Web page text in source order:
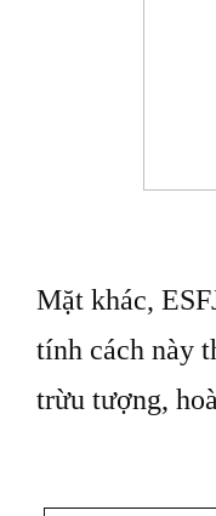
Mặt khác,
tính cách này
trừu tượng,